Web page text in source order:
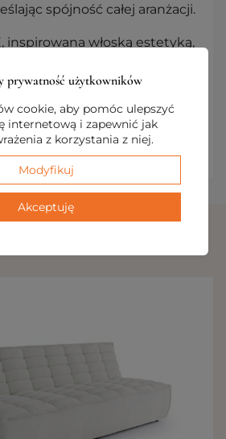
spójność całej aranżacji.
inspirowana włoską estetyką,
które w naturalny sposób
design z funkcjonalnością,
do indywidualnych potrzeb
prywatność użytkowników
cookie, aby pomóc ulepszyć
internetową i zapewnić jak
z korzystania z niej.
Modyfikuj
Akceptuję